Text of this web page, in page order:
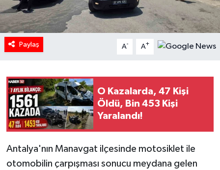
Paylaş A- A+
O Kazalarda, 47 Kişi
Öldü, Bin 453 Kişi
Yaralandı!
Antalya'nın Manavgat ilçesinde motosiklet ile
otomobilin çarpışması sonucu meydana gelen
KÜLTÜR SANAT
MAGAZİN
POLİTİKA
RESMİ İLANLAR
SAĞLIK
Spor